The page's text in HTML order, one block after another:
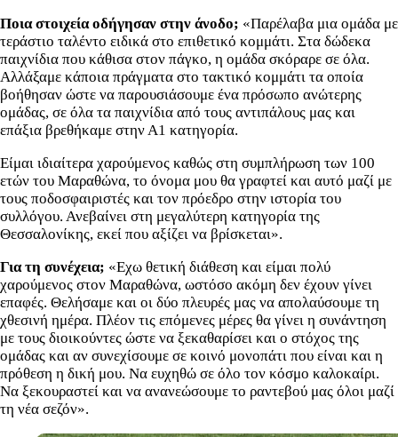
Ποια στοιχεία οδήγησαν στην άνοδο; «Παρέλαβα μια ομάδα με
τεράστιο ταλέντο ειδικά στο επιθετικό κομμάτι. Στα δώδεκα
παιχνίδια που κάθισα στον πάγκο, η ομάδα σκόραρε σε όλα.
Αλλάξαμε κάποια πράγματα στο τακτικό κομμάτι τα οποία
βοήθησαν ώστε να παρουσιάσουμε ένα πρόσωπο ανώτερης
ομάδας, σε όλα τα παιχνίδια από τους αντιπάλους μας και
επάξια βρεθήκαμε στην Α1 κατηγορία.
Είμαι ιδιαίτερα χαρούμενος καθώς στη συμπλήρωση των 100
ετών του Μαραθώνα, το όνομα μου θα γραφτεί και αυτό μαζί με
τους ποδοσφαιριστές και τον πρόεδρο στην ιστορία του
συλλόγου. Ανεβαίνει στη μεγαλύτερη κατηγορία της
Θεσσαλονίκης, εκεί που αξίζει να βρίσκεται».
Για τη συνέχεια; «Εχω θετική διάθεση και είμαι πολύ
χαρούμενος στον Μαραθώνα, ωστόσο ακόμη δεν έχουν γίνει
επαφές. Θελήσαμε και οι δύο πλευρές μας να απολαύσουμε τη
χθεσινή ημέρα. Πλέον τις επόμενες μέρες θα γίνει η συνάντηση
με τους διοικούντες ώστε να ξεκαθαρίσει και ο στόχος της
ομάδας και αν συνεχίσουμε σε κοινό μονοπάτι που είναι και η
πρόθεση η δική μου. Να ευχηθώ σε όλο τον κόσμο καλοκαίρι.
Να ξεκουραστεί και να ανανεώσουμε το ραντεβού μας όλοι μαζί
τη νέα σεζόν».